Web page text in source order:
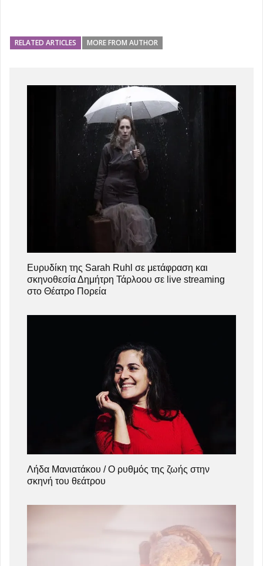
RELATED ARTICLES MORE FROM AUTHOR
Ευρυδίκη της Sarah Ruhl σε μετάφραση και
σκηνοθεσία Δημήτρη Τάρλοου σε live streaming
στο Θέατρο Πορεία
Λήδα Μανιατάκου / Ο ρυθμός της ζωής στην
σκηνή του θεάτρου